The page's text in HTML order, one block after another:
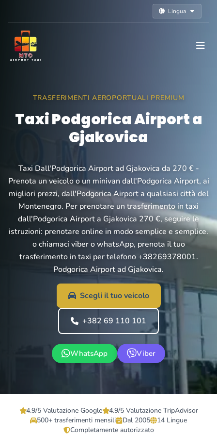
Lingua
TRASFERIMENTI AEROPORTUALI PREMIUM
Taxi Podgorica Airport a
Gjakovica
Taxi Dall'Podgorica Airport ad Gjakovica da 270 € -
Prenota un veicolo o un minivan dall'Podgorica Airport, ai
migliori prezzi, dall'Podgorica Airport a qualsiasi città del
Montenegro. Per prenotare un trasferimento in taxi
dall'Podgorica Airport a Gjakovica 270 €, seguire le
istruzioni: prenotare online in modo semplice e semplice.
o chiamaci viber o whatsApp, prenota il tuo
trasferimento in taxi per telefono +38269378001.
Podgorica Airport ad Gjakovica.
Scegli il tuo veicolo
+382 69 110 101
WhatsApp Viber
4.9/5 Valutazione Google
4.9/5 Valutazione TripAdvisor
500+ trasferimenti mensili
Dal 2005
14 Lingue
Completamente autorizzato